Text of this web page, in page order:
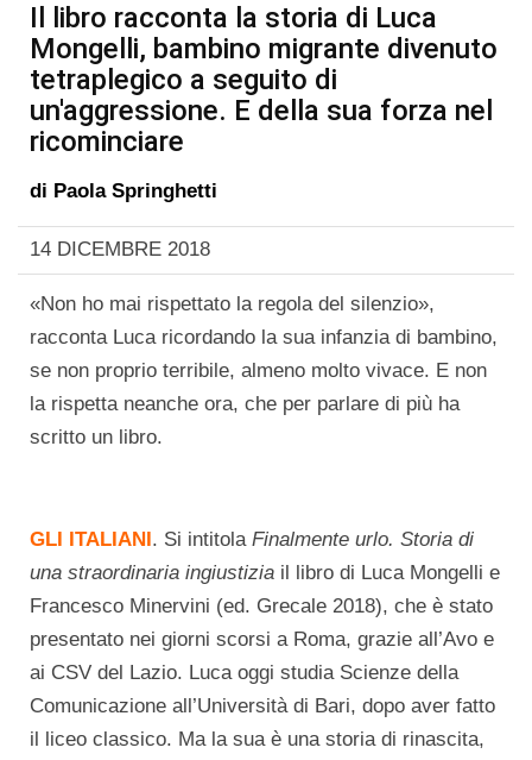
Il libro racconta la storia di Luca
Mongelli, bambino migrante divenuto
tetraplegico a seguito di
un'aggressione. E della sua forza nel
ricominciare
di Paola Springhetti
14 DICEMBRE 2018
«Non ho mai rispettato la regola del silenzio»,
racconta Luca ricordando la sua infanzia di bambino,
se non proprio terribile, almeno molto vivace. E non
la rispetta neanche ora, che per parlare di più ha
scritto un libro.
GLI ITALIANI. Si intitola Finalmente urlo. Storia di
una straordinaria ingiustizia il libro di Luca Mongelli e
Francesco Minervini (ed. Grecale 2018), che è stato
presentato nei giorni scorsi a Roma, grazie all’Avo e
ai CSV del Lazio. Luca oggi studia Scienze della
Comunicazione all’Università di Bari, dopo aver fatto
il liceo classico. Ma la sua è una storia di rinascita,